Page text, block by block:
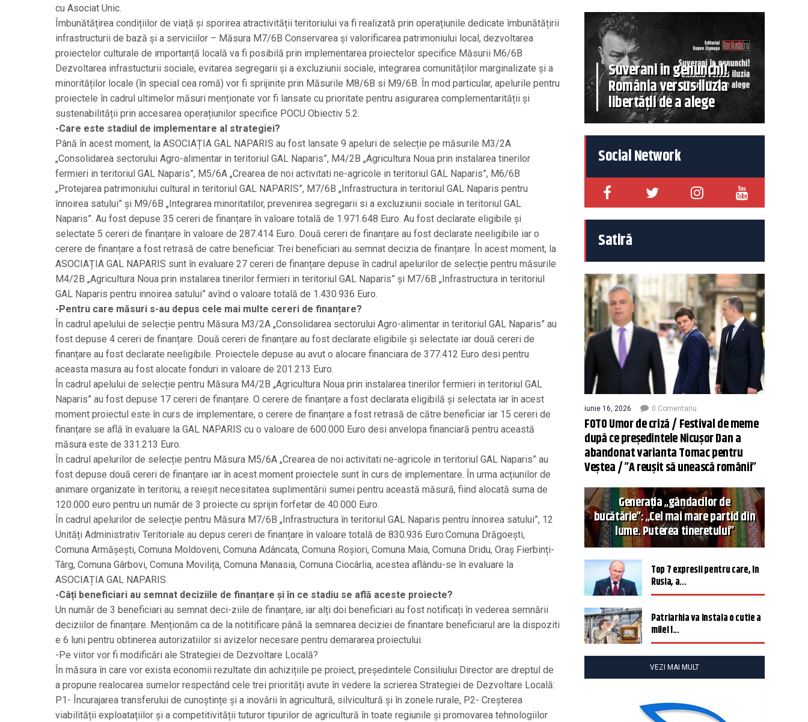
cu Asociat Unic.
Îmbunătățirea condițiilor de viață și sporirea atractivității teritoriului va fi realizată prin operațiunile dedicate îmbunătățirii
infrastructurii de bază și a serviciilor – Măsura M7/6B Conservarea și valorificarea patrimoniului local, dezvoltarea
proiectelor culturale de importanță locală va fi posibilă prin implementarea proiectelor specifice Măsurii M6/6B
Dezvoltarea infrastucturii sociale, evitarea segregarii și a excluziunii sociale, integrarea comunităților marginalizate și a
minorităților locale (în special cea romă) vor fi sprijinite prin Măsurile M8/6B si M9/6B. În mod particular, apelurile pentru
proiectele în cadrul ultimelor măsuri menționate vor fi lansate cu prioritate pentru asigurarea complementarității și
sustenabilității prin accesarea operațiunilor specifice POCU Obiectiv 5.2.
-Care este stadiul de implementare al strategiei?
Până în acest moment, la ASOCIAȚIA GAL NAPARIS au fost lansate 9 apeluri de selecție pe măsurile M3/2A
„Consolidarea sectorului Agro-alimentar in teritoriul GAL Naparis”, M4/2B „Agricultura Noua prin instalarea tinerilor
fermieri in teritoriul GAL Naparis”, M5/6A „Crearea de noi activitati ne-agricole in teritoriul GAL Naparis”, M6/6B
„Protejarea patrimoniului cultural in teritoriul GAL NAPARIS”, M7/6B „Infrastructura in teritoriul GAL Naparis pentru
înnoirea satului” și M9/6B „Integrarea minoritatilor, prevenirea segregarii si a excluziunii sociale in teritoriul GAL
Naparis”. Au fost depuse 35 cereri de finanțare în valoare totală de 1.971.648 Euro. Au fost declarate eligibile și
selectate 5 cereri de finanțare în valoare de 287.414 Euro. Două cereri de finanțare au fost declarate neeligibile iar o
cerere de finanțare a fost retrasă de catre beneficiar. Trei beneficiari au semnat decizia de finanțare. În acest moment, la
ASOCIAȚIA GAL NAPARIS sunt în evaluare 27 cereri de finanțare depuse în cadrul apelurilor de selecție pentru măsurile
M4/2B „Agricultura Noua prin instalarea tinerilor fermieri in teritoriul GAL Naparis” și M7/6B „Infrastructura in teritoriul
GAL Naparis pentru innoirea satului” avînd o valoare totală de 1.430.936 Euro.
-Pentru care măsuri s-au depus cele mai multe cereri de finanțare?
În cadrul apelului de selecție pentru Măsura M3/2A „Consolidarea sectorului Agro-alimentar in teritoriul GAL Naparis” au
fost depuse 4 cereri de finanțare. Două cereri de finanțare au fost declarate eligibile și selectate iar două cereri de
finanțare au fost declarate neeligibile. Proiectele depuse au avut o alocare financiara de 377.412 Euro desi pentru
aceasta masura au fost alocate fonduri in valoare de 201.213 Euro.
În cadrul apelului de selecție pentru Măsura M4/2B „Agricultura Noua prin instalarea tinerilor fermieri in teritoriul GAL
Naparis” au fost depuse 17 cereri de finanțare. O cerere de finanțare a fost declarata eligibilă și selectata iar în acest
moment proiectul este în curs de implementare, o cerere de finanțare a fost retrasă de către beneficiar iar 15 cereri de
finanțare se află în evaluare la GAL NAPARIS cu o valoare de 600.000 Euro desi anvelopa financiară pentru această
măsura este de 331.213 Euro.
În cadrul apelurilor de selecție pentru Măsura M5/6A „Crearea de noi activitati ne-agricole in teritoriul GAL Naparis” au
fost depuse două cereri de finanțare iar în acest moment proiectele sunt în curs de implementare. În urma acțiunilor de
animare organizate în teritoriu, a reieșit necesitatea suplimentării sumei pentru această măsură, fiind alocată suma de
120.000 euro pentru un număr de 3 proiecte cu sprijin forfetar de 40.000 Euro.
În cadrul apelurilor de selecție pentru Măsura M7/6B „Infrastructura în teritoriul GAL Naparis pentru înnoirea satului”, 12
Unități Administrativ Teritoriale au depus cereri de finanțare în valoare totală de 830.936 Euro:Comuna Drăgoești,
Comuna Armășești, Comuna Moldoveni, Comuna Adâncata, Comuna Roșiori, Comuna Maia, Comuna Dridu, Oraș Fierbinți-
Târg, Comuna Gârbovi, Comuna Movilița, Comuna Manasia, Comuna Ciocârlia, acestea aflându-se în evaluare la
ASOCIAȚIA GAL NAPARIS.
-Câți beneficiari au semnat deciziile de finanțare și în ce stadiu se află aceste proiecte?
Un număr de 3 beneficiari au semnat deci-ziile de finanțare, iar alți doi beneficiari au fost notificați în vederea semnării
deciziilor de finanțare. Menționăm ca de la notitificare până la semnarea deciziei de finantare beneficiarul are la dispoziti
e 6 luni pentru obtinerea autorizatiilor si avizelor necesare pentru demararea proiectului.
-Pe viitor vor fi modificări ale Strategiei de Dezvoltare Locală?
În măsura în care vor exista economii rezultate din achizițiile pe proiect, președintele Consiliului Director are dreptul de
a propune realocarea sumelor respectând cele trei priorități avute în vedere la scrierea Strategiei de Dezvoltare Locală:
P1- Încurajarea transferului de cunoștințe și a inovării în agricultură, silvicultură și în zonele rurale, P2- Creșterea
viabilității exploatațiilor și a competitivității tuturor tipurilor de agricultură în toate regiunile și promovarea tehnologiilor
Suverani în genunchi!
România versus iluzia
libertății de a alege
Social Network
Satiră
iunie 16, 2026 0 Comentariu
FOTO Umor de criză / Festival de meme
după ce președintele Nicușor Dan a
abandonat varianta Tomac pentru
Veștea / ”A reușit să unească românii”
Generația „gândacilor de
bucătărie”: „Cel mai mare partid din
lume. Puterea tineretului”
Top 7 expresii pentru care, în
Rusia, a...
Patriarhia va instala o cutie a
milei î...
VEZI MAI MULT